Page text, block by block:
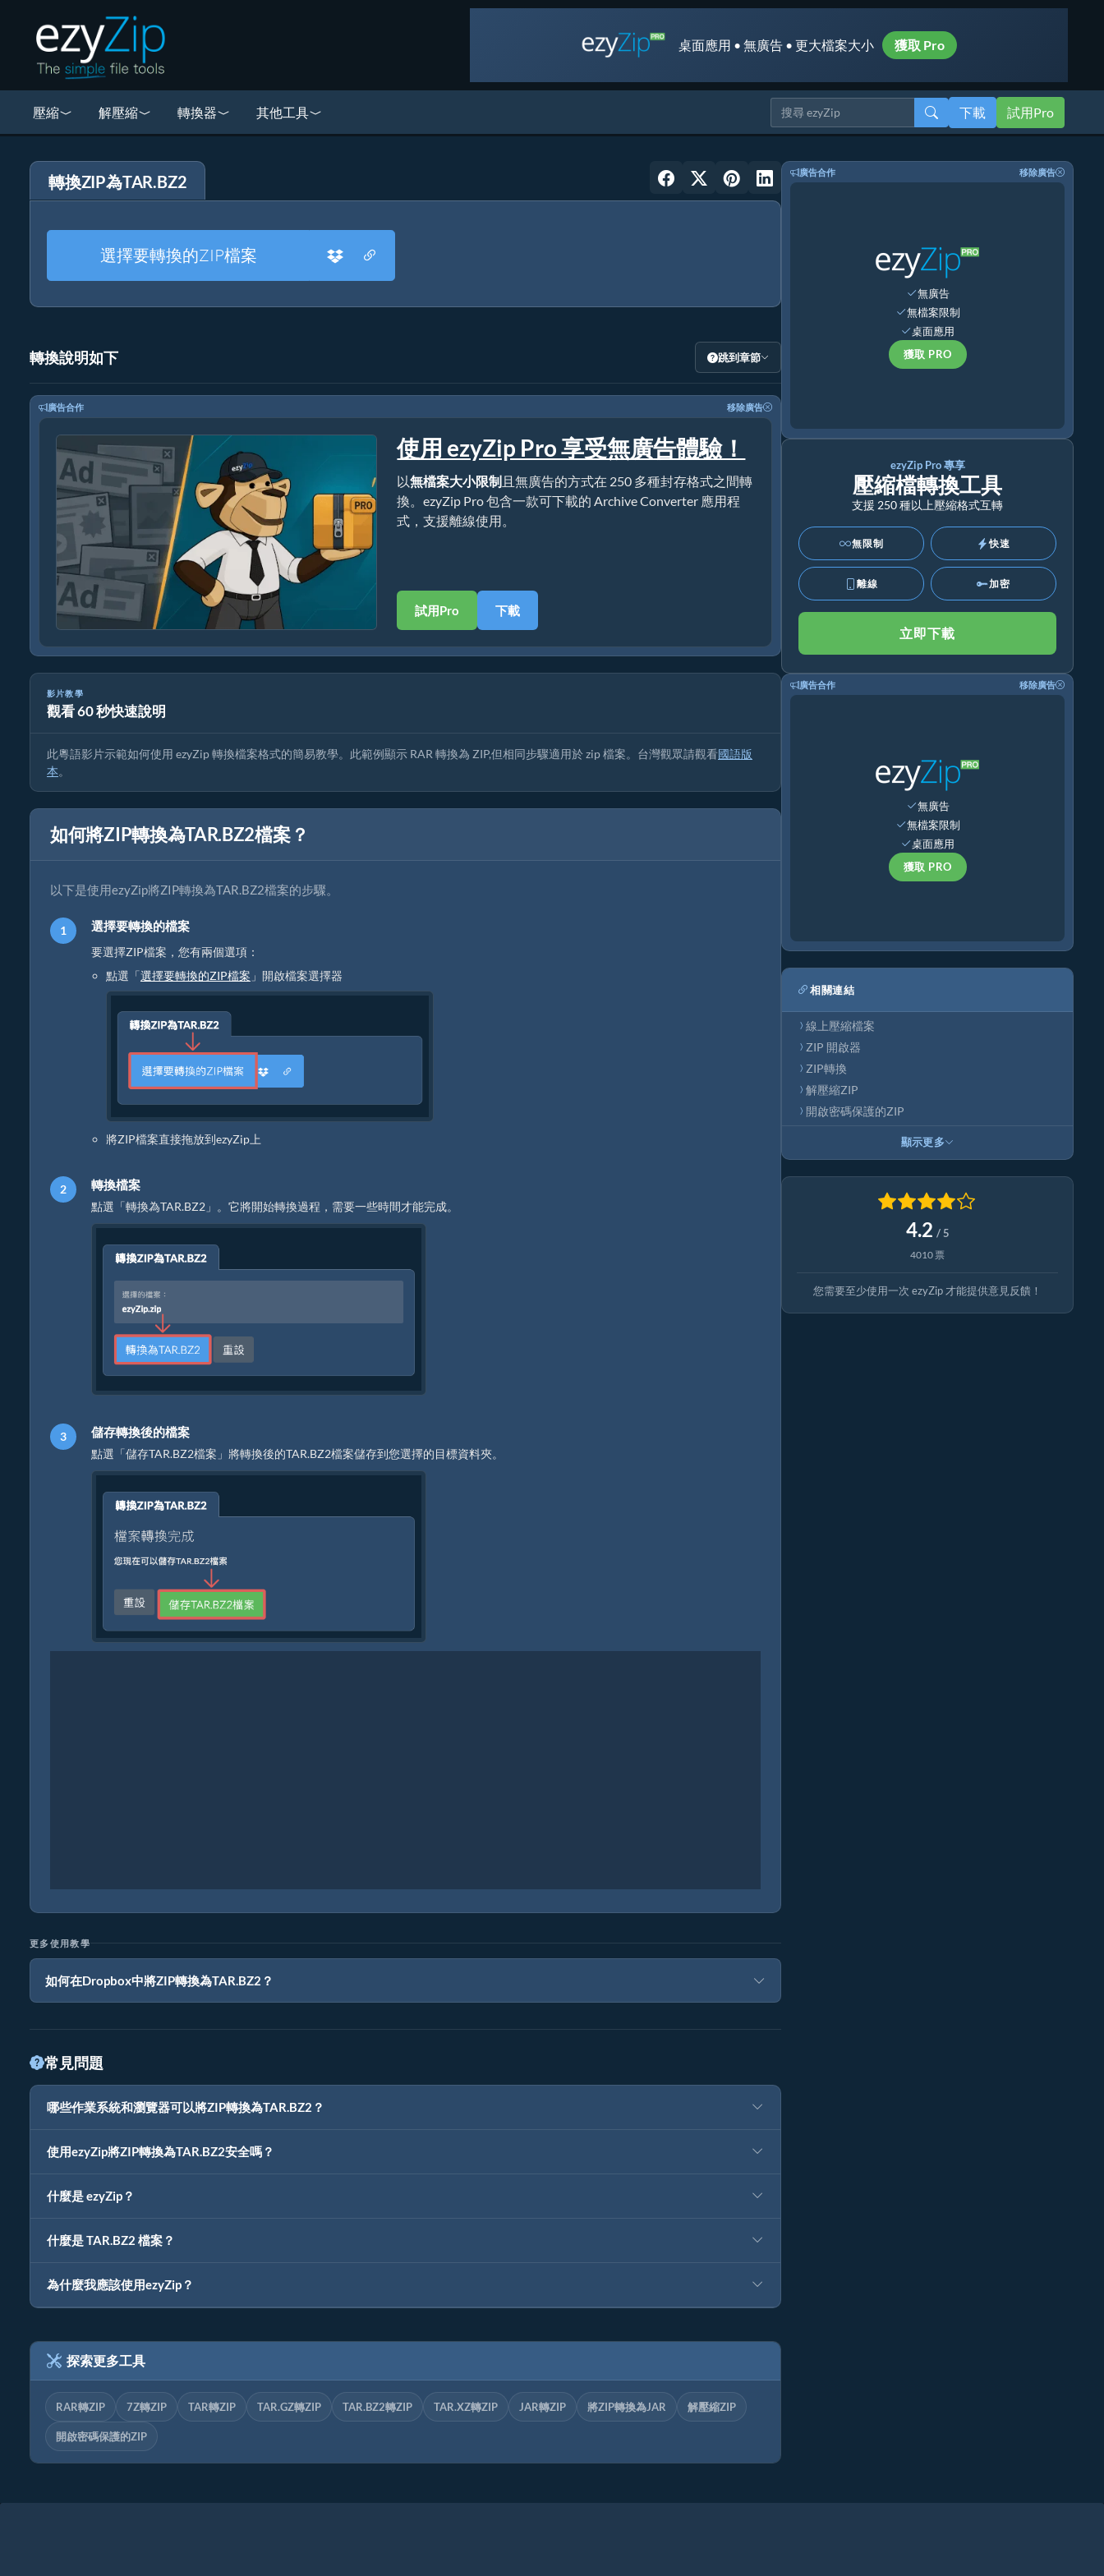
桌面應用 • 無廣告 • 更大檔案大小 獲取 Pro
壓縮 解壓縮 轉換器 其他工具 下載 試用Pro
轉換ZIP為TAR.BZ2
選擇要轉換的ZIP檔案
轉換說明如下 跳到章節
廣告合作 移除廣告
使用 ezyZip Pro 享受無廣告體驗！
以無檔案大小限制且無廣告的方式在 250 多種封存格式之間轉
換。ezyZip Pro 包含一款可下載的 Archive Converter 應用程
式，支援離線使用。
試用Pro 下載
影片教學
觀看 60 秒快速說明
如何轉換 zip 檔案 | 簡易教學
此粵語影片示範如何使用 ezyZip 轉換檔案格式的簡易教學。此範例顯示 RAR 轉換為 ZIP,但相同步驟適用於 zip 檔案。台灣觀眾請觀看國語版
本。
如何將ZIP轉換為TAR.BZ2檔案？
以下是使用ezyZip將ZIP轉換為TAR.BZ2檔案的步驟。
選擇要轉換的檔案
要選擇ZIP檔案，您有兩個選項：
點選「選擇要轉換的ZIP檔案 」開啟檔案選擇器
將ZIP檔案直接拖放到ezyZip上
轉換檔案
點選「轉換為TAR.BZ2」。它將開始轉換過程，需要一些時間才能完成。
儲存轉換後的檔案
點選「儲存TAR.BZ2檔案」將轉換後的TAR.BZ2檔案儲存到您選擇的目標資料夾。
更多使用教學
如何在Dropbox中將ZIP轉換為TAR.BZ2？
常見問題
哪些作業系統和瀏覽器可以將ZIP轉換為TAR.BZ2？
使用ezyZip將ZIP轉換為TAR.BZ2安全嗎？
什麼是 ezyZip？
什麼是 TAR.BZ2 檔案？
為什麼我應該使用ezyZip？
探索更多工具
RAR轉ZIP 7Z轉ZIP TAR轉ZIP TAR.GZ轉ZIP TAR.BZ2轉ZIP TAR.XZ轉ZIP JAR轉ZIP 將ZIP轉換為JAR 解壓縮ZIP
開啟密碼保護的ZIP
廣告合作 移除廣告
無廣告
無檔案限制
桌面應用
獲取 PRO
ezyZip Pro 專享
壓縮檔轉換工具
支援 250 種以上壓縮格式互轉
無限制 快速
離線 加密
立即下載
廣告合作 移除廣告
無廣告
無檔案限制
桌面應用
獲取 PRO
相關連結
線上壓縮檔案
ZIP 開啟器
ZIP轉換
解壓縮ZIP
開啟密碼保護的ZIP
顯示更多
4.2 / 5
4010 票
您需要至少使用一次 ezyZip 才能提供意見反饋！